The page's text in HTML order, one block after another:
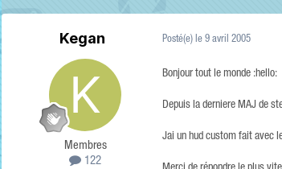
Kegan
Membres
122
Posté(e) le 9 avril 2005
Bonjour tout le monde :hello:
Depuis la derniere MAJ de
Jai un hud custom fait avec